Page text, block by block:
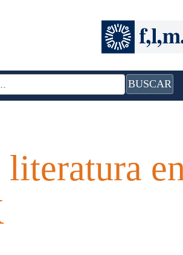
BUSCAR